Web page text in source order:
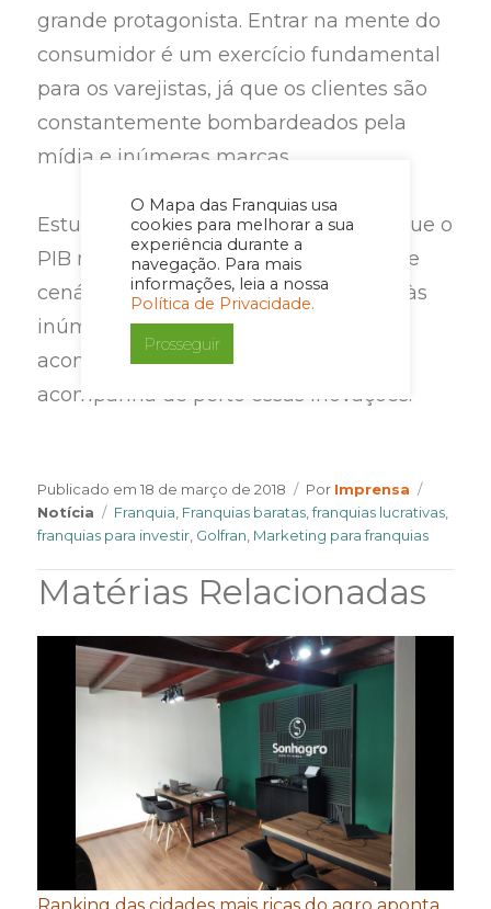
O Mapa das Franquias usa
cookies para melhorar a sua
experiência durante a
navegação. Para mais
informações, leia a nossa
Política de Privacidade.
Prosseguir
grande protagonista. Entrar na mente do
consumidor é um exercício fundamental
para os varejistas, já que os clientes são
constantemente bombardeados pela
mídia e inúmeras marcas.
Estudos recentes da Nilsen indicam que o
PIB no Brasil deve crescer 1,5% e, nesse
cenário, o varejo precisa estar atento às
inúmeras mudanças que vêm
acontecendo no setor e a Golfran
acompanha de perto essas inovações.
Publicado em18 de março de 2018 Por Author
Imprensa
Notícia
Tags
Franquia Franquias baratas ,franquias lucrativas
franquias para investir Golfran Marketing para franquias
Matérias Relacionadas